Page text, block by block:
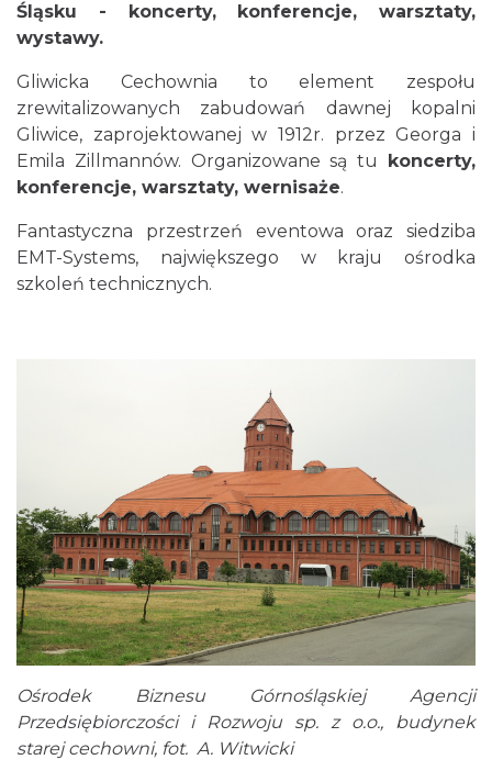
Śląsku -
koncerty, konferencje, warsztaty,
wystawy.
Gliwicka Cechownia to element zespołu
zrewitalizowanych zabudowań dawnej kopalni
Gliwice, zaprojektowanej w 1912r. przez Georga i
Emila Zillmannów. Organizowane są tu koncerty,
konferencje, warsztaty, wernisaże.
Fantastyczna przestrzeń eventowa oraz siedziba
EMT-Systems, największego w kraju ośrodka
szkoleń technicznych.
Ośrodek Biznesu Górnośląskiej Agencji
Przedsiębiorczości i Rozwoju sp. z o.o., budynek
starej cechowni, fot. A. Witwicki